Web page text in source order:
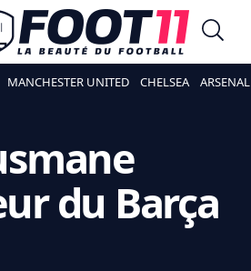
MANCHESTER UNITED CHELSEA ARSENAL
du Barça